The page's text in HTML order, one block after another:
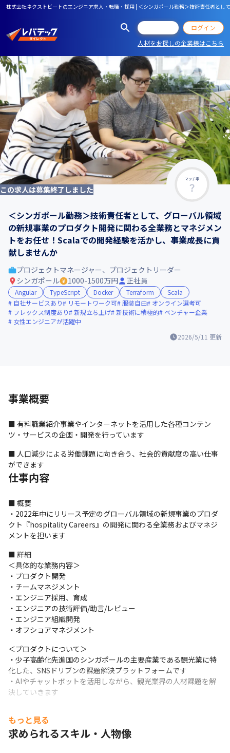
株式会社ネクストビートのエンジニア求人・転職・採用 | ＜シンガポール勤務＞技術責任者と
ログイン
人材をお探しの企業様はこちら
マッチ率
この求人は募集終了しました
＜シンガポール勤務＞技術責任者として、グローバル領域
の新規事業のプロダクト開発に関わる全業務とマネジメン
トをお任せ！Scalaでの開発経験を活かし、事業成長に貢
献しませんか
2026/5/11 更新
プロジェクトマネージャー、プロジェクトリーダー
シンガポール
1000-1500万円 正社員
Angular TypeScript Docker Terraform
Scala
自社サービスあり
リモートワーク可 服装自由
オンライン選考可
フレックス制度あり
新規立ち上げ 新技術に積極的
ベンチャー企業
女性エンジニアが活躍中
事業概要
■ 有料職業紹介事業やインターネットを活用した各種コンテン
ツ・サービスの企画・開発を行っています
■ 人口減少による労働課題に向き合う、社会的貢献度の高い仕事
ができます
仕事内容
■ 概要
・2022年中にリリース予定のグローバル領域の新規事業のプロダ
クト『hospitality Careers』の開発に関わる全業務およびマネジ
メントを担います
■ 詳細
＜具体的な業務内容＞
・プロダクト開発
・チームマネジメント
・エンジニア採用、育成
・エンジニアの技術評価/助言/レビュー
・エンジニア組織開発
・オフショアマネジメント
＜プロダクトについて＞
・少子高齢化先進国のシンガポールの主要産業である観光業に特
化した、SNSドリブンの課題解決プラットフォームです
・AIやチャットボットを活用しながら、観光業界の人材課題を解
決していきます
・業務委託メンバーも含む45名で開発を進めています
・CTO（技術）とVPoE（組織マネジメント）の2頭体制です
もっと見る
求められるスキル・人物像